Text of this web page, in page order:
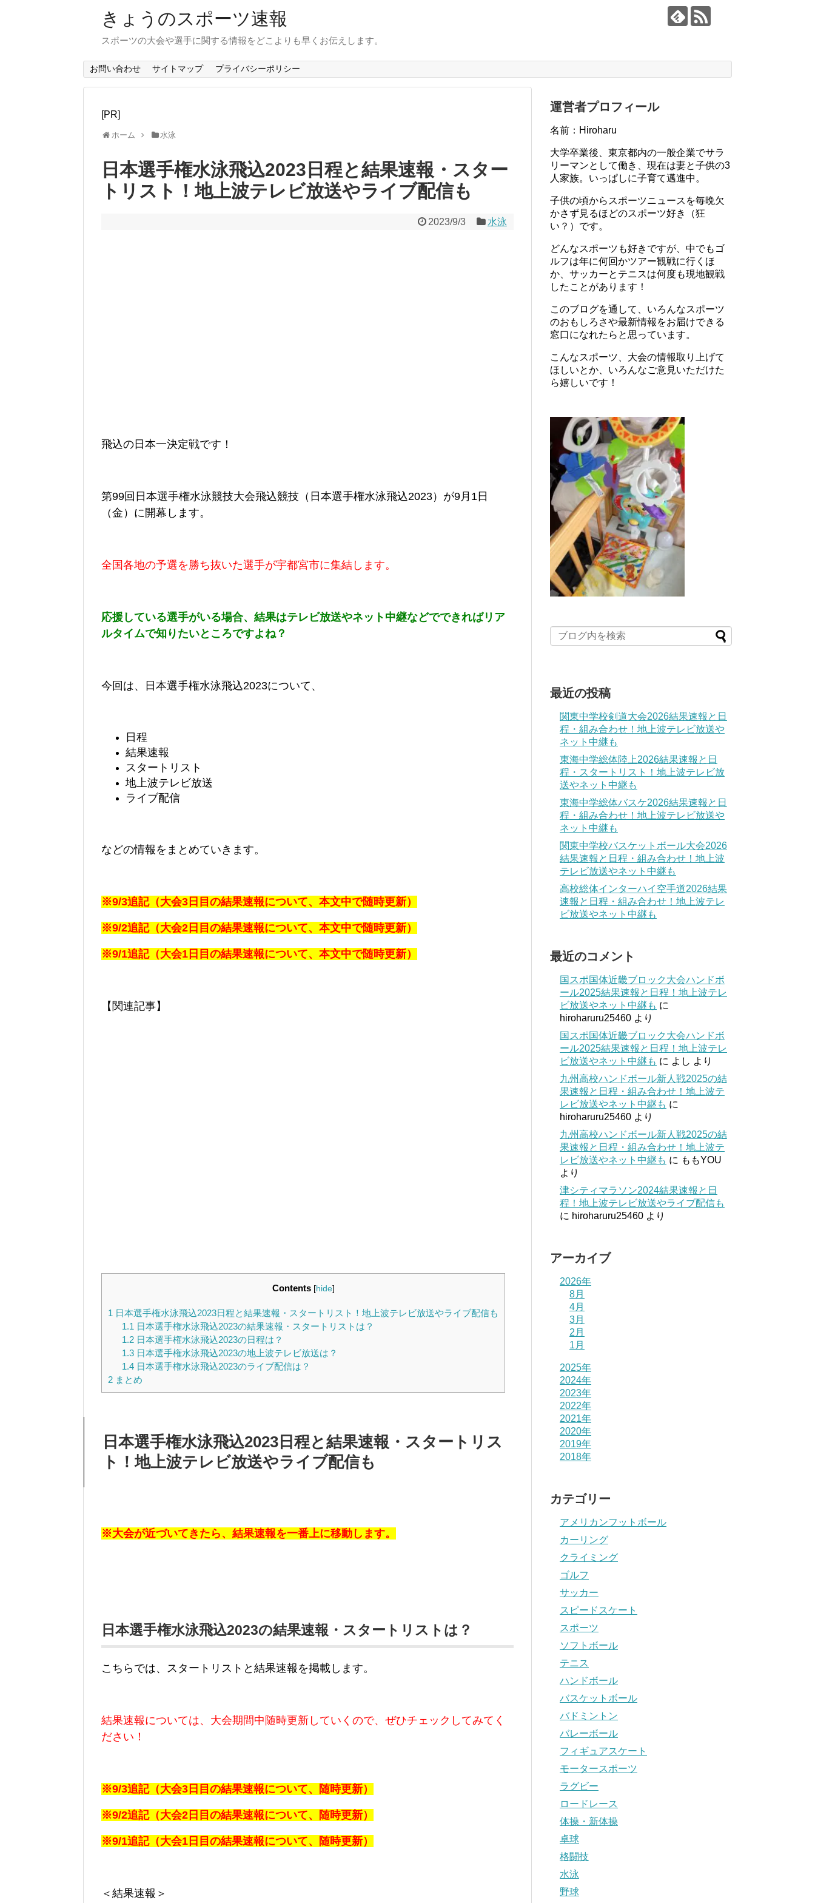
きょうのスポーツ速報
スポーツの大会や選手に関する情報をどこよりも早くお伝えします。
お問い合わせ サイトマップ プライバシーポリシー
[PR]
ホーム 水泳
日本選手権水泳飛込2023日程と結果速報・スター
トリスト！地上波テレビ放送やライブ配信も
2023/9/3 水泳
飛込の日本一決定戦です！
第99回日本選手権水泳競技大会飛込競技（日本選手権水泳飛込2023）が9月1日
（金）に開幕します。
全国各地の予選を勝ち抜いた選手が宇都宮市に集結します。
応援している選手がいる場合、結果はテレビ放送やネット中継などでできればリア
ルタイムで知りたいところですよね？
今回は、日本選手権水泳飛込2023について、
日程
結果速報
スタートリスト
地上波テレビ放送
ライブ配信
などの情報をまとめていきます。
※9/3追記（大会3日目の結果速報について、本文中で随時更新）
※9/2追記（大会2日目の結果速報について、本文中で随時更新）
※9/1追記（大会1日目の結果速報について、本文中で随時更新）
【関連記事】
Contents [hide]
1 日本選手権水泳飛込2023日程と結果速報・スタートリスト！地上波テレビ放送やライブ配信も
1.1 日本選手権水泳飛込2023の結果速報・スタートリストは？
1.2日本選手権水泳飛込2023の日程は？
1.3日本選手権水泳飛込2023の地上波テレビ放送は？
1.4日本選手権水泳飛込2023のライブ配信は？
2 まとめ
日本選手権水泳飛込2023日程と結果速報・スタートリス
ト！地上波テレビ放送やライブ配信も
※大会が近づいてきたら、結果速報を一番上に移動します。
日本選手権水泳飛込2023の結果速報・スタートリストは？
こちらでは、スタートリストと結果速報を掲載します。
結果速報については、大会期間中随時更新していくので、ぜひチェックしてみてく
ださい！
※9/3追記（大会3日目の結果速報について、随時更新）
※9/2追記（大会2日目の結果速報について、随時更新）
※9/1追記（大会1日目の結果速報について、随時更新）
＜結果速報＞
運営者プロフィール
名前：Hiroharu
大学卒業後、東京都内の一般企業でサラ
リーマンとして働き、現在は妻と子供の3
人家族。いっぱしに子育て邁進中。
子供の頃からスポーツニュースを毎晩欠
かさず見るほどのスポーツ好き（狂
い？）です。
どんなスポーツも好きですが、中でもゴ
ルフは年に何回かツアー観戦に行くほ
か、サッカーとテニスは何度も現地観戦
したことがあります！
このブログを通して、いろんなスポーツ
のおもしろさや最新情報をお届けできる
窓口になれたらと思っています。
こんなスポーツ、大会の情報取り上げて
ほしいとか、いろんなご意見いただけた
ら嬉しいです！
最近の投稿
関東中学校剣道大会2026結果速報と日
程・組み合わせ！地上波テレビ放送や
ネット中継も
東海中学総体陸上2026結果速報と日
程・スタートリスト！地上波テレビ放
送やネット中継も
東海中学総体バスケ2026結果速報と日
程・組み合わせ！地上波テレビ放送や
ネット中継も
関東中学校バスケットボール大会2026
結果速報と日程・組み合わせ！地上波
テレビ放送やネット中継も
高校総体インターハイ空手道2026結果
速報と日程・組み合わせ！地上波テレ
ビ放送やネット中継も
最近のコメント
国スポ国体近畿ブロック大会ハンドボ
ール2025結果速報と日程！地上波テレ
ビ放送やネット中継も に
hiroharuru25460 より
国スポ国体近畿ブロック大会ハンドボ
ール2025結果速報と日程！地上波テレ
ビ放送やネット中継も に よし より
九州高校ハンドボール新人戦2025の結
果速報と日程・組み合わせ！地上波テ
レビ放送やネット中継も に
hiroharuru25460 より
九州高校ハンドボール新人戦2025の結
果速報と日程・組み合わせ！地上波テ
レビ放送やネット中継も に ももYOU
より
津シティマラソン2024結果速報と日
程！地上波テレビ放送やライブ配信も
に hiroharuru25460 より
アーカイブ
2026年
8月
4月
3月
2月
1月
2025年
2024年
2023年
2022年
2021年
2020年
2019年
2018年
カテゴリー
アメリカンフットボール
カーリング
クライミング
ゴルフ
サッカー
スピードスケート
スポーツ
ソフトボール
テニス
ハンドボール
バスケットボール
バドミントン
バレーボール
フィギュアスケート
モータースポーツ
ラグビー
ロードレース
体操・新体操
卓球
格闘技
水泳
野球